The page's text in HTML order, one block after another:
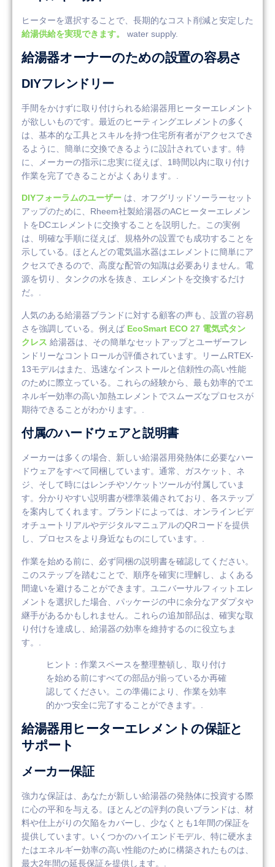
ヒーターを選択することで、長期的なコスト削減と安定した
給湯供給を実現できます。
water supply.
給湯器オーナーのための設置の容易さ
DIYフレンドリー
手間をかけずに取り付けられる給湯器用ヒーターエレメント
が欲しいものです。最近のヒーティングエレメントの多く
は、基本的な工具とスキルを持つ住宅所有者がアクセスでき
るように、簡単に交換できるように設計されています。特
に、メーカーの指示に忠実に従えば、1時間以内に取り付け
作業を完了できることがよくあります。.
DIYフォーラムのユーザー は、オフグリッドソーラーセット
アップのために、Rheem社製給湯器のACヒーターエレメン
トをDCエレメントに交換することを説明した。この実例
は、明確な手順に従えば、規格外の設置でも成功することを
示している。ほとんどの電気温水器はエレメントに簡単にア
クセスできるので、高度な配管の知識は必要ありません。電
源を切り、タンクの水を抜き、エレメントを交換するだけ
だ。.
人気のある給湯器ブランドに対する顧客の声も、設置の容易
さを強調している。例えば EcoSmart ECO 27 電気式タン
クレス 給湯器は、その簡単なセットアップとユーザーフレ
ンドリーなコントロールが評価されています。リームRTEX-
13モデルはまた、迅速なインストールと信頼性の高い性能
のために際立っている。これらの経験から、最も効率的でエ
ネルギー効率の高い加熱エレメントでスムーズなプロセスが
期待できることがわかります。.
付属のハードウェアと説明書
メーカーは多くの場合、新しい給湯器用発熱体に必要なハー
ドウェアをすべて同梱しています。通常、ガスケット、ネ
ジ、そして時にはレンチやソケットツールが付属していま
す。分かりやすい説明書が標準装備されており、各ステップ
を案内してくれます。ブランドによっては、オンラインビデ
オチュートリアルやデジタルマニュアルのQRコードを提供
し、プロセスをより身近なものにしています。.
作業を始める前に、必ず同梱の説明書を確認してください。
このステップを踏むことで、順序を確実に理解し、よくある
間違いを避けることができます。ユニバーサルフィットエレ
メントを選択した場合、パッケージの中に余分なアダプタや
継手があるかもしれません。これらの追加部品は、確実な取
り付けを達成し、給湯器の効率を維持するのに役立ちま
す。.
ヒント：作業スペースを整理整頓し、取り付け
を始める前にすべての部品が揃っているか再確
認してください。この準備により、作業を効率
的かつ安全に完了することができます。.
給湯器用ヒーターエレメントの保証と
サポート
メーカー保証
強力な保証は、あなたが新しい給湯器の発熱体に投資する際
に心の平和を与える。ほとんどの評判の良いブランドは、材
料や仕上がりの欠陥をカバーし、少なくとも1年間の保証を
提供しています。いくつかのハイエンドモデル、特に硬水ま
たはエネルギー効率の高い性能のために構築されたものは、
最大2年間の延長保証を提供します。.